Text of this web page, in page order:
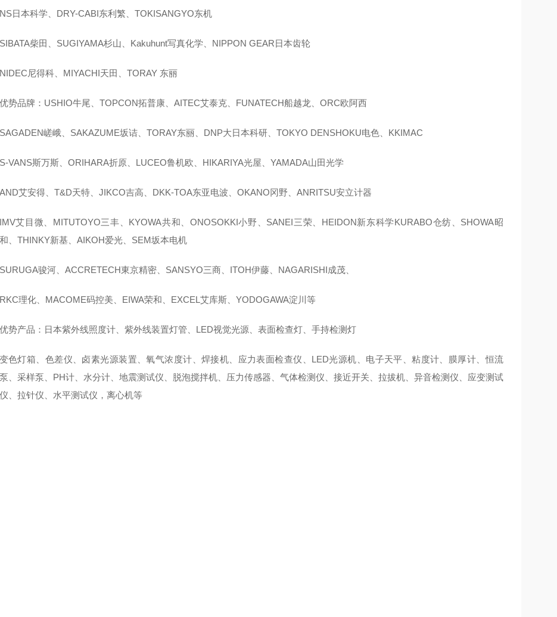
NS日本科学、DRY-CABI东利繁、TOKISANGYO东机
SIBATA柴田、SUGIYAMA杉山、Kakuhunt写真化学、NIPPON GEAR日本齿轮
NIDEC尼得科、MIYACHI天田、TORAY 东丽
优势品牌：USHIO牛尾、TOPCON拓普康、AITEC艾泰克、FUNATECH船越龙、ORC欧阿西
SAGADEN嵯峨、SAKAZUME坂诘、TORAY东丽、DNP大日本科研、TOKYO DENSHOKU电色、KKIMAC
S-VANS斯万斯、ORIHARA折原、LUCEO鲁机欧、HIKARIYA光屋、YAMADA山田光学
AND艾安得、T&D天特、JIKCO吉高、DKK-TOA东亚电波、OKANO冈野、ANRITSU安立计器
IMV艾目微、MITUTOYO三丰、KYOWA共和、ONOSOKKI小野、SANEI三荣、HEIDON新东科学KURABO仓纺、SHOWA昭
和、THINKY新基、AIKOH爱光、SEM坂本电机
SURUGA骏河、ACCRETECH東京精密、SANSYO三商、ITOH伊藤、NAGARISHI成茂、
RKC理化、MACOME码控美、EIWA荣和、EXCEL艾库斯、YODOGAWA淀川等
优势产品：日本紫外线照度计、紫外线装置灯管、LED视觉光源、表面检查灯、手持检测灯
变色灯箱、色差仪、卤素光源装置、氧气浓度计、焊接机、应力表面检查仪、LED光源机、电子天平、粘度计、膜厚计、恒流
泵、采样泵、PH计、水分计、地震测试仪、脱泡搅拌机、压力传感器、气体检测仪、接近开关、拉拔机、异音检测仪、应变测试
仪、拉针仪、水平测试仪，离心机等